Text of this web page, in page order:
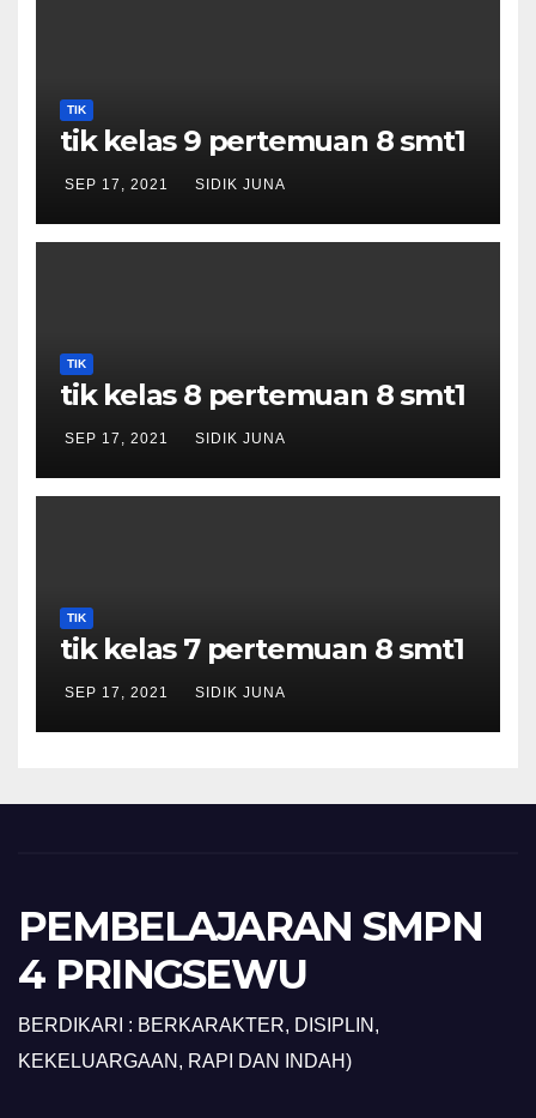
TIK
tik kelas 9 pertemuan 8 smt1
SEP 17, 2021 SIDIK JUNA
TIK
tik kelas 8 pertemuan 8 smt1
SEP 17, 2021 SIDIK JUNA
TIK
tik kelas 7 pertemuan 8 smt1
SEP 17, 2021 SIDIK JUNA
PEMBELAJARAN SMPN
4 PRINGSEWU
BERDIKARI : BERKARAKTER, DISIPLIN,
KEKELUARGAAN, RAPI DAN INDAH)